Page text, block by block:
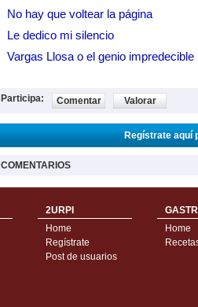
No hay que voltear la página
Le dedico mi silencio
Vargas Llosa o el genio impredecible
Participa: Comentar Valorar
Regístrate aquí
COMENTARIOS
2URPI
Home
Regístrate
Post de usuarios
Home